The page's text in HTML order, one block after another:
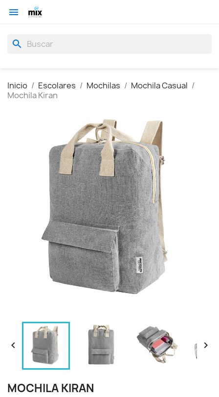

search
Inicio Escolares Mochilas
Mochila Casual
Mochila Kiran
 
MOCHILA KIRAN